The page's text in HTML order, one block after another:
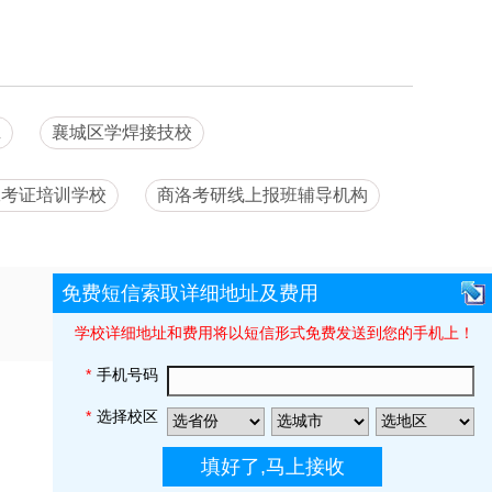
襄城区学焊接技校
证培训学校 商洛考研线上报班辅导机构